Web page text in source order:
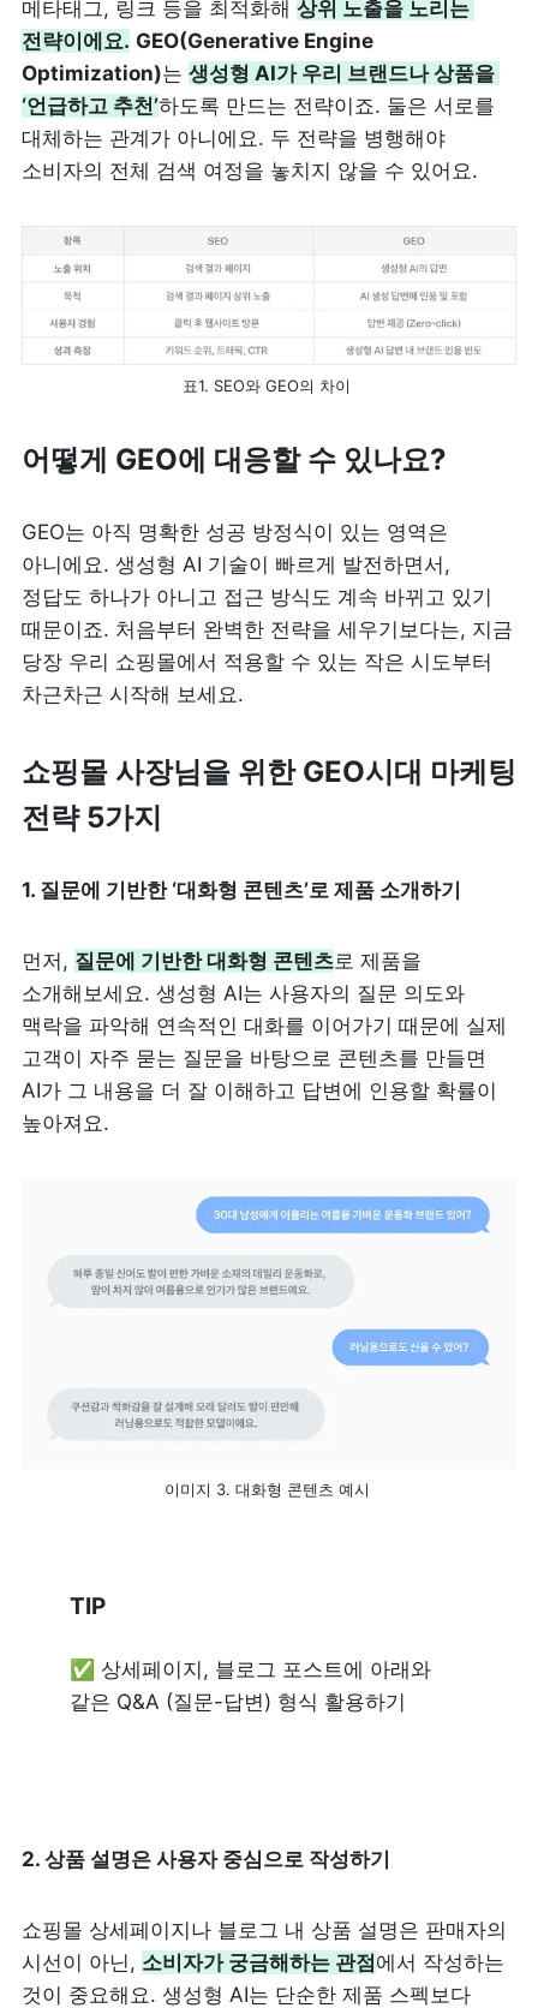
메타태그, 링크 등을 최적화해 상위 노출을 노리는
전략이에요. GEO(Generative Engine
Optimization)는 생성형 AI가 우리 브랜드나 상품을
‘언급하고 추천’하도록 만드는 전략이죠. 둘은 서로를
대체하는 관계가 아니에요. 두 전략을 병행해야
소비자의 전체 검색 여정을 놓치지 않을 수 있어요.
표1. SEO와 GEO의 차이
어떻게 GEO에 대응할 수 있나요?
GEO는 아직 명확한 성공 방정식이 있는 영역은
아니에요. 생성형 AI 기술이 빠르게 발전하면서,
정답도 하나가 아니고 접근 방식도 계속 바뀌고 있기
때문이죠. 처음부터 완벽한 전략을 세우기보다는, 지금
당장 우리 쇼핑몰에서 적용할 수 있는 작은 시도부터
차근차근 시작해 보세요.
쇼핑몰 사장님을 위한 GEO시대 마케팅
전략 5가지
1. 질문에 기반한 ‘대화형 콘텐츠’로 제품 소개하기
먼저, 질문에 기반한 대화형 콘텐츠로 제품을
소개해보세요. 생성형 AI는 사용자의 질문 의도와
맥락을 파악해 연속적인 대화를 이어가기 때문에 실제
고객이 자주 묻는 질문을 바탕으로 콘텐츠를 만들면
AI가 그 내용을 더 잘 이해하고 답변에 인용할 확률이
높아져요.
이미지 3. 대화형 콘텐츠 예시
TIP
✅ 상세페이지, 블로그 포스트에 아래와
같은 Q&A (질문-답변) 형식 활용하기
2. 상품 설명은 사용자 중심으로 작성하기
쇼핑몰 상세페이지나 블로그 내 상품 설명은 판매자의
시선이 아닌, 소비자가 궁금해하는 관점에서 작성하는
것이 중요해요. 생성형 AI는 단순한 제품 스펙보다